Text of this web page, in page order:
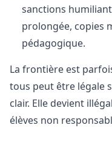
sanctions
prolongée, copies
pédagogique.
La frontière est
tous peut être légale
clair. Elle devient
élèves non